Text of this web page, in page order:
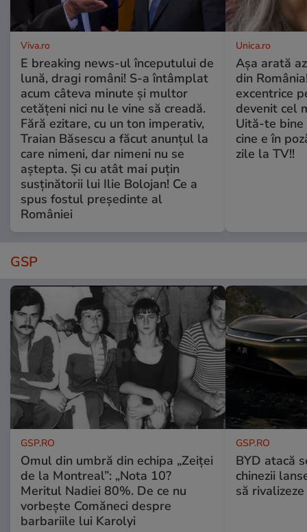
Viva.ro
E breaking news-ul începutului de
lună, dragi români! S-a întâmplat
acum câteva minute și multor
cetățeni nici nu le vine să creadă.
Fără ezitare, cu un ton imperativ,
Traian Băsescu a făcut anunțul la
care nimeni, dar nimeni nu se
aștepta. Și cu atât mai puțin
susținătorii lui Ilie Bolojan! Ce a
spus fostul președinte al
României
Unica.ro
Așa arată
din
excentrice
devenit cel
Uită-te bine
cine e în
zile la TV!!
GSP
GSP.RO
Omul din umbră din echipa „Zeiței
de la Montreal”: „Nota 10?
Meritul Nadiei 80%. De ce nu
vorbește Comăneci despre
barbariile lui Karolyi
GSP.RO
BYD atacă
chinezii
să